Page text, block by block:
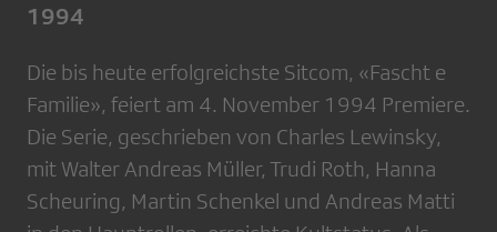
1994
Die bis heute erfolgreichste Sitcom, «Fascht e
Familie», feiert am 4. November 1994 Premiere.
Die Serie, geschrieben von Charles Lewinsky,
mit Walter Andreas Müller, Trudi Roth, Hanna
Scheuring, Martin Schenkel und Andreas Matti